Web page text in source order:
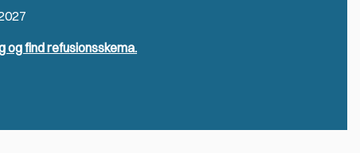
find refusionsskema.